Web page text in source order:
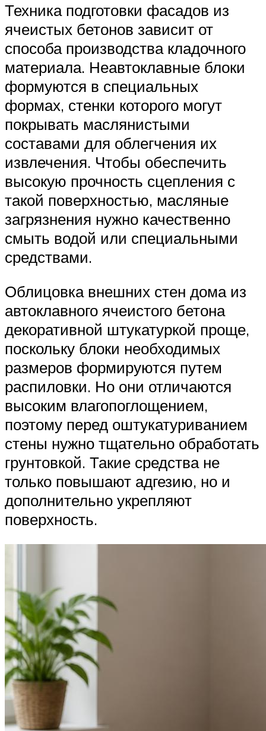
Техника подготовки фасадов из
ячеистых бетонов зависит от
способа производства кладочного
материала. Неавтоклавные блоки
формуются в специальных
формах, стенки которого могут
покрывать маслянистыми
составами для облегчения их
извлечения. Чтобы обеспечить
высокую прочность сцепления с
такой поверхностью, масляные
загрязнения нужно качественно
смыть водой или специальными
средствами.
Облицовка внешних стен дома из
автоклавного ячеистого бетона
декоративной штукатуркой проще,
поскольку блоки необходимых
размеров формируются путем
распиловки. Но они отличаются
высоким влагопоглощением,
поэтому перед оштукатуриванием
стены нужно тщательно обработать
грунтовкой. Такие средства не
только повышают адгезию, но и
дополнительно укрепляют
поверхность.